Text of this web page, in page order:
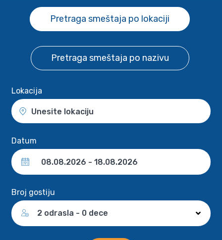
Pretraga smeštaja po lokaciji
Pretraga smeštaja po nazivu
Lokacija
Unesite lokaciju
Datum
Broj gostiju
2 odrasla - 0 dece